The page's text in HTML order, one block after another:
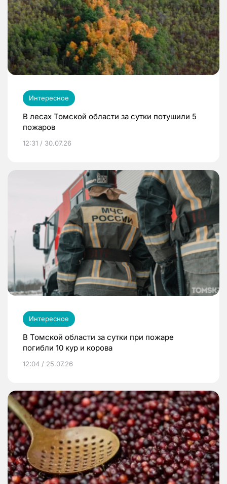
Интересное
В лесах Томской области за сутки потушили 5
пожаров
12:31 / 30.07.26
Интересное
В Томской области за сутки при пожаре
погибли 10 кур и корова
12:04 / 25.07.26